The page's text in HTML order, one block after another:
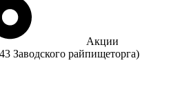
Акции
Заводского райпищеторга)